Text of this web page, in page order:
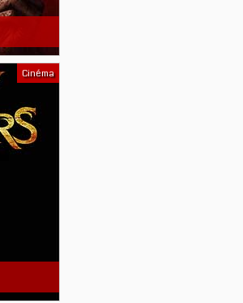
Cinéma